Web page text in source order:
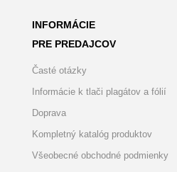
INFORMÁCIE
PRE PREDAJCOV
Časté otázky
Informácie k tlači plagátov a fólií
Doprava
Kompletný katalóg produktov
Všeobecné obchodné podmienky